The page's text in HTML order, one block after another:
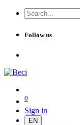
Follow us
0
Sign in
EN